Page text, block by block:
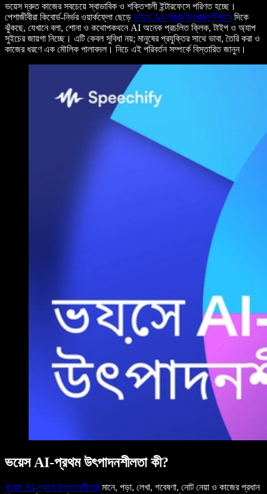
ভয়েস দ্রুত কাজের সবচেয়ে স্বাভাবিক ও শক্তিশালী ইন্টারফেসে পরিণত হচ্ছে।
পেশাজীবীরা কিবোর্ড-নির্ভর ওয়ার্কফ্লো ছেড়ে ভয়েস AI-প্রথম উৎপাদনশীলতারদিকে
ঝুঁকছে, যেখানে বলা, শোনা ও কথোপকথনে AI অনেক প্রচলিত ক্লিক, টাইপ ও অ্যাপ
সুইচের জায়গা নিচ্ছে। এটি কেবল সুবিধা নয়; মানুষের প্রযুক্তির সাথে ভাবা, তৈরি করা ও
কাজের ধরণে এক মৌলিক পালাবদল। নিচে এই পরিবর্তন সম্পর্কে বিস্তারিত জানুন।
ভয়েস AI-প্রথম উৎপাদনশীলতা কী?
ভয়েস AI-প্রথম উৎপাদনশীলতা মানে, পড়া, লেখা, গবেষণা, নোট নেয়া ও কাজের প্রধান